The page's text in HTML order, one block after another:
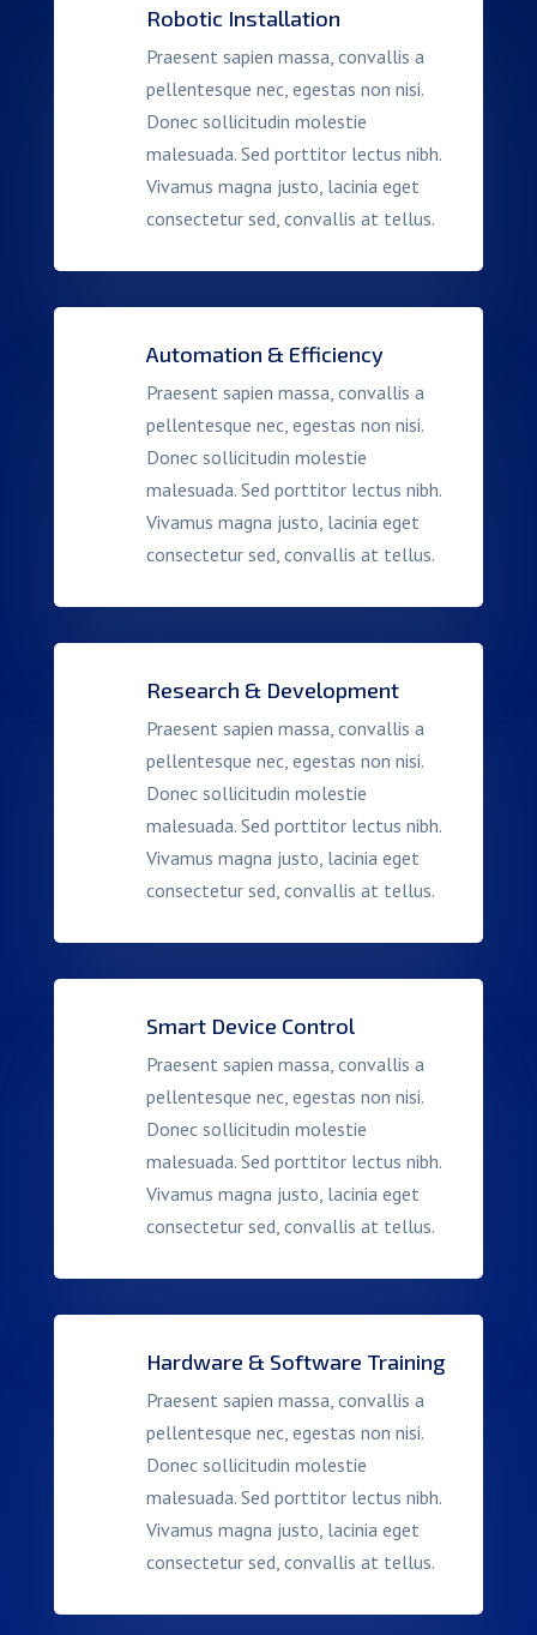
Robotic Installation
Praesent sapien massa, convallis a
pellentesque nec, egestas non nisi.
Donec sollicitudin molestie
malesuada. Sed porttitor lectus nibh.
Vivamus magna justo, lacinia eget
consectetur sed, convallis at tellus.
Automation & Efficiency
Praesent sapien massa, convallis a
pellentesque nec, egestas non nisi.
Donec sollicitudin molestie
malesuada. Sed porttitor lectus nibh.
Vivamus magna justo, lacinia eget
consectetur sed, convallis at tellus.
Research & Development
Praesent sapien massa, convallis a
pellentesque nec, egestas non nisi.
Donec sollicitudin molestie
malesuada. Sed porttitor lectus nibh.
Vivamus magna justo, lacinia eget
consectetur sed, convallis at tellus.
Smart Device Control
Praesent sapien massa, convallis a
pellentesque nec, egestas non nisi.
Donec sollicitudin molestie
malesuada. Sed porttitor lectus nibh.
Vivamus magna justo, lacinia eget
consectetur sed, convallis at tellus.
Hardware & Software Training
Praesent sapien massa, convallis a
pellentesque nec, egestas non nisi.
Donec sollicitudin molestie
malesuada. Sed porttitor lectus nibh.
Vivamus magna justo, lacinia eget
consectetur sed, convallis at tellus.